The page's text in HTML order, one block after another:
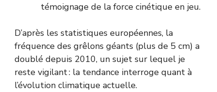
témoignage de la force cinétique en jeu.
D’après les statistiques européennes, la
fréquence des grêlons géants (plus de 5 cm) a
doublé depuis 2010, un sujet sur lequel je
reste vigilant : la tendance interroge quant à
l’évolution climatique actuelle.